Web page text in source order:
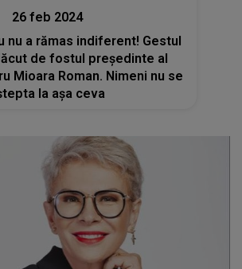
26 feb 2024
nu a rămas indiferent! Gestul
de fostul președinte al
Mioara Roman. Nimeni nu se
la aşa ceva